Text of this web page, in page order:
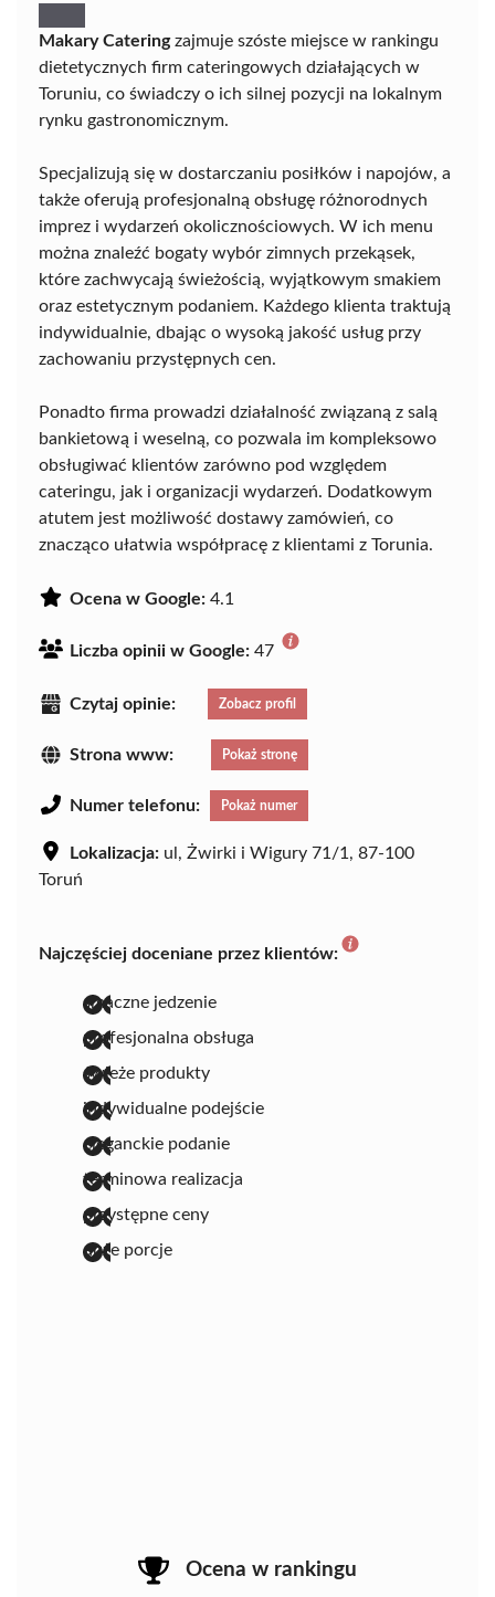
Makary Cateringzajmuje szóste miejsce w rankingu
dietetycznych firm cateringowych działających w
Toruniu, co świadczy o ich silnej pozycji na lokalnym
rynku gastronomicznym.
Specjalizują się w dostarczaniu posiłków i napojów, a
także oferują profesjonalną obsługę różnorodnych
imprez i wydarzeń okolicznościowych. W ich menu
można znaleźć bogaty wybór zimnych przekąsek,
które zachwycają świeżością, wyjątkowym smakiem
oraz estetycznym podaniem. Każdego klienta traktują
indywidualnie, dbając o wysoką jakość usług przy
zachowaniu przystępnych cen.
Ponadto firma prowadzi działalność związaną z salą
bankietową i weselną, co pozwala im kompleksowo
obsługiwać klientów zarówno pod względem
cateringu, jak i organizacji wydarzeń. Dodatkowym
atutem jest możliwość dostawy zamówień, co
znacząco ułatwia współpracę z klientami z Torunia.
Ocena w Google: 4.1
Liczba opinii w Google: 47
Czytaj opinie: Zobacz profil
Strona www: Pokaż stronę
Numer telefonu: Pokaż numer
Lokalizacja: ul, Żwirki i Wigury 71/1, 87-100
Toruń
Najczęściej doceniane przez klientów:
smaczne jedzenie
profesjonalna obsługa
świeże produkty
indywidualne podejście
eleganckie podanie
terminowa realizacja
przystępne ceny
duże porcje
Ocena w rankingu